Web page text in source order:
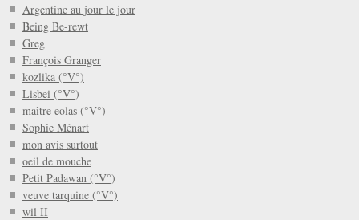
Argentine au jour le jour
Being Be-rewt
Greg
François Granger
kozlika (°V°)
Lisbei (°V°)
maître eolas (°V°)
Sophie Ménart
mon avis surtout
oeil de mouche
Petit Padawan (°V°)
veuve tarquine (°V°)
wil II